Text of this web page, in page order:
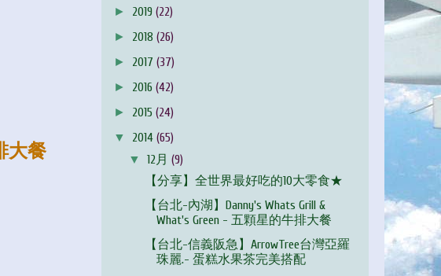
大餐
► 2019 (22)
► 2018 (26)
► 2017 (37)
► 2016 (42)
► 2015 (24)
▼ 2014 (65)
▼12月(9)
【分享】全世界最好吃的10大零食★
【台北-內湖】Danny's Whats Grill &
What's Green - 五顆星的牛排大餐
【台北-信義阪急】ArrowTree台灣亞羅
珠麗.- 蛋糕水果茶完美搭配